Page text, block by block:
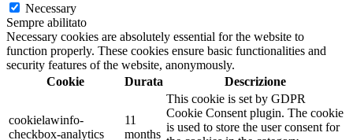
Necessary
Sempre abilitato
Necessary cookies are absolutely essential for the website to
function properly. These cookies ensure basic functionalities and
security features of the website, anonymously.
Cookie
Durata Descrizione
cookielawinfo-
checkbox-analytics
11
months
This cookie is set by GDPR
Cookie Consent plugin. The cookie
is used to store the user consent for